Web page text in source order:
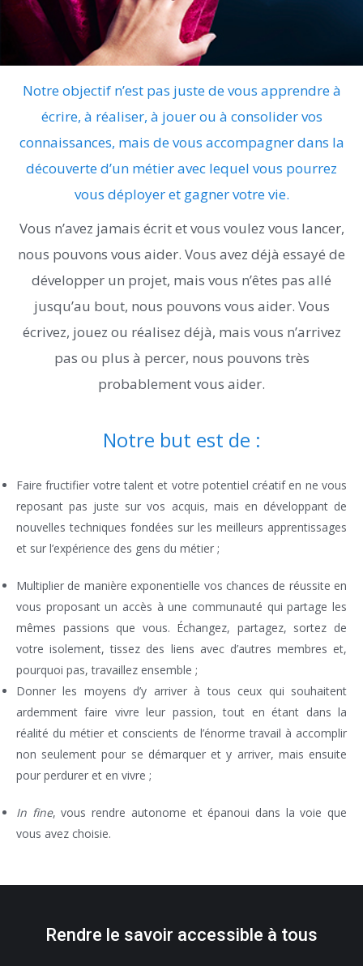
Notre objectif n’est pas juste de vous apprendre à
écrire, à réaliser, à jouer ou à consolider vos
connaissances, mais de vous accompagner dans la
découverte d’un métier avec lequel vous pourrez
vous déployer et gagner votre vie.
Vous n’avez jamais écrit et vous voulez vous lancer,
nous pouvons vous aider. Vous avez déjà essayé de
développer un projet, mais vous n’êtes pas allé
jusqu’au bout, nous pouvons vous aider. Vous
écrivez, jouez ou réalisez déjà, mais vous n’arrivez
pas ou plus à percer, nous pouvons très
probablement vous aider.
Notre but est de :
Faire fructifier votre talent et votre potentiel créatif en ne vous
reposant pas juste sur vos acquis, mais en développant de
nouvelles techniques fondées sur les meilleurs apprentissages
et sur l’expérience des gens du métier ;
Multiplier de manière exponentielle vos chances de réussite en
vous proposant un accès à une communauté qui partage les
mêmes passions que vous. Échangez, partagez, sortez de
votre isolement, tissez des liens avec d’autres membres et,
pourquoi pas, travaillez ensemble ;
Donner les moyens d’y arriver à tous ceux qui souhaitent
ardemment faire vivre leur passion, tout en étant dans la
réalité du métier et conscients de l’énorme travail à accomplir
non seulement pour se démarquer et y arriver, mais ensuite
pour perdurer et en vivre ;
In fine, vous rendre autonome et épanoui dans la voie que
vous avez choisie.
Rendre le savoir accessible à tous